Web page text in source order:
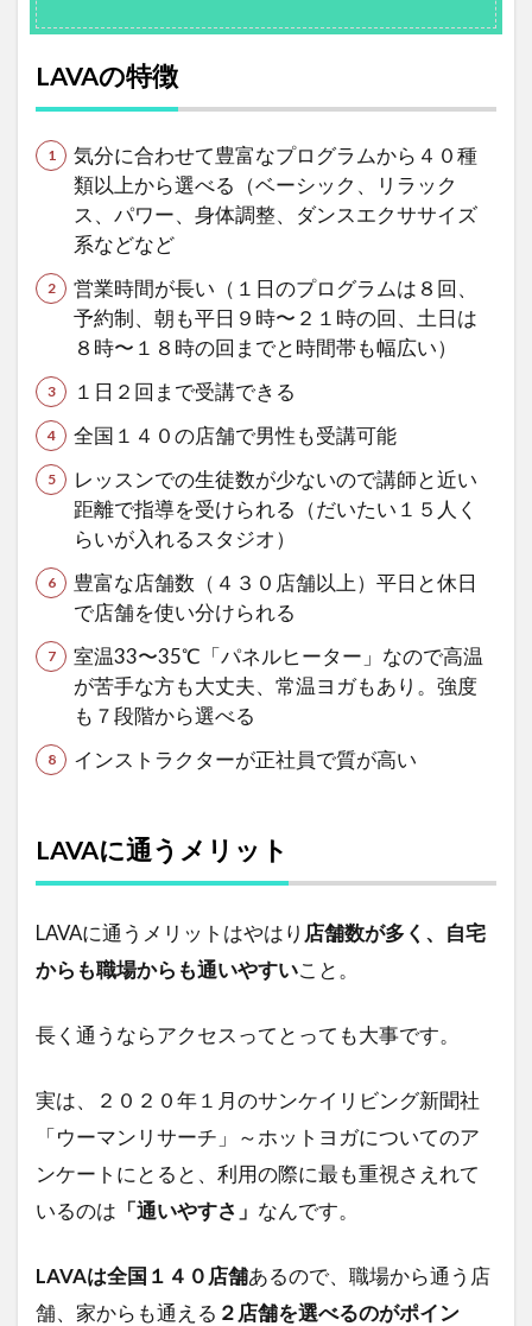
LAVAの特徴
気分に合わせて豊富なプログラムから４０種
類以上から選べる（ベーシック、リラック
ス、パワー、身体調整、ダンスエクササイズ
系などなど
営業時間が長い（１日のプログラムは８回、
予約制、朝も平日９時〜２１時の回、土日は
８時〜１８時の回までと時間帯も幅広い）
１日２回まで受講できる
全国１４０の店舗で男性も受講可能
レッスンでの生徒数が少ないので講師と近い
距離で指導を受けられる（だいたい１５人く
らいが入れるスタジオ）
豊富な店舗数（４３０店舗以上）平日と休日
で店舗を使い分けられる
室温33〜35℃「パネルヒーター」なので高温
が苦手な方も大丈夫、常温ヨガもあり。強度
も７段階から選べる
インストラクターが正社員で質が高い
LAVAに通うメリット
LAVAに通うメリットはやはり 店舗数が多く、自宅
からも職場からも通いやすいこと。
長く通うならアクセスってとっても大事です。
実は、２０２０年１月のサンケイリビング新聞社
「ウーマンリサーチ」～ホットヨガについてのア
ンケートにとると、利用の際に最も重視さえれて
いるのは 「通いやすさ」 なんです。
LAVAは全国１４０店舗あるので、職場から通う店
舗、家からも通える ２店舗を選べるのがポイン